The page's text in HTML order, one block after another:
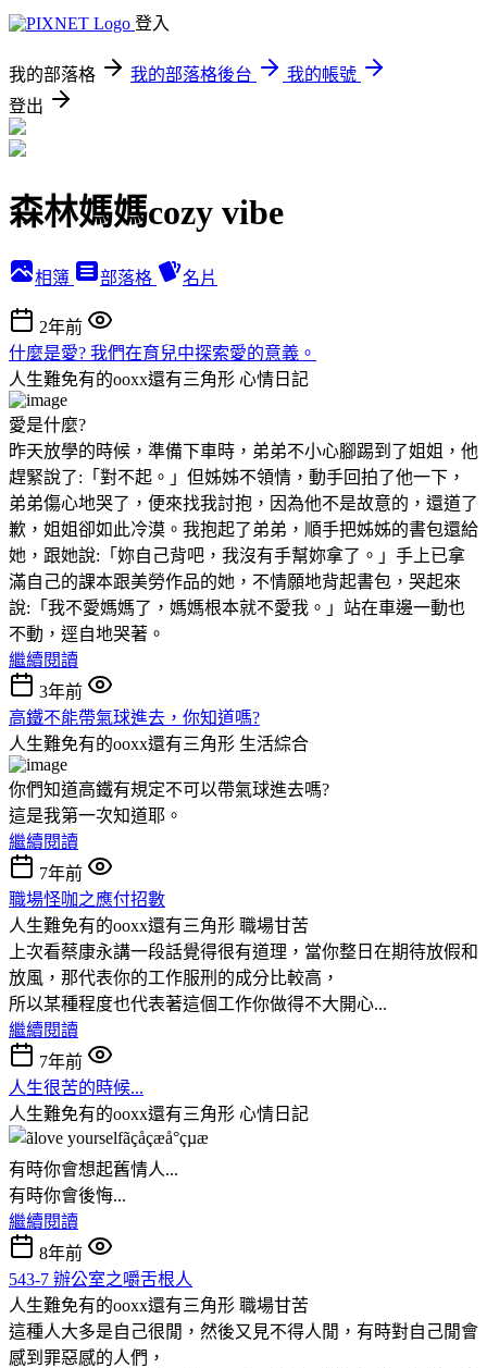
登入
我的部落格 我的部落格後台
我的帳號
登出
森林媽媽cozy vibe
相簿 部落格 名片
2年前
什麼是愛? 我們在育兒中探索愛的意義。
人生難免有的ooxx還有三角形 心情日記
愛是什麼?
昨天放學的時候，準備下車時，弟弟不小心腳踢到了姐姐，他
趕緊說了:「對不起。」但姊姊不領情，動手回拍了他一下，
弟弟傷心地哭了，便來找我討抱，因為他不是故意的，還道了
歉，姐姐卻如此冷漠。我抱起了弟弟，順手把姊姊的書包還給
她，跟她說:「妳自己背吧，我沒有手幫妳拿了。」手上已拿
滿自己的課本跟美勞作品的她，不情願地背起書包，哭起來
說:「我不愛媽媽了，媽媽根本就不愛我。」站在車邊一動也
不動，逕自地哭著。
繼續閱讀
3年前
高鐵不能帶氣球進去，你知道嗎?
人生難免有的ooxx還有三角形 生活綜合
你們知道高鐵有規定不可以帶氣球進去嗎?
這是我第一次知道耶。
繼續閱讀
7年前
職場怪咖之應付招數
人生難免有的ooxx還有三角形 職場甘苦
上次看蔡康永講一段話覺得很有道理，當你整日在期待放假和
放風，那代表你的工作服刑的成分比較高，
所以某種程度也代表著這個工作你做得不大開心...
繼續閱讀
7年前
人生很苦的時候...
人生難免有的ooxx還有三角形 心情日記
有時你會想起舊情人...
有時你會後悔...
繼續閱讀
8年前
543-7 辦公室之嚼舌根人
人生難免有的ooxx還有三角形 職場甘苦
這種人大多是自己很閒，然後又見不得人閒，有時對自己閒會
感到罪惡感的人們，